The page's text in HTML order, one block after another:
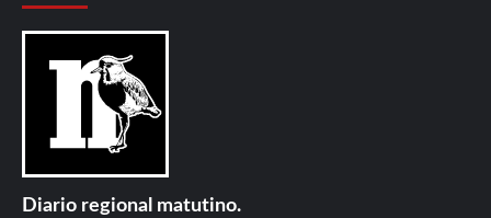
Diario regional matutino.